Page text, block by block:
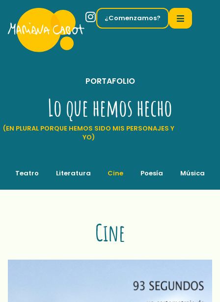
¿Comenzamos?
PORTAFOLIO
Lo que hemos hecho
(EN PLURAL PORQUE HEMOS SIDO MIS PERSONAJES Y
YO)
Teatro Literatura Cine Poesía Música
Cine